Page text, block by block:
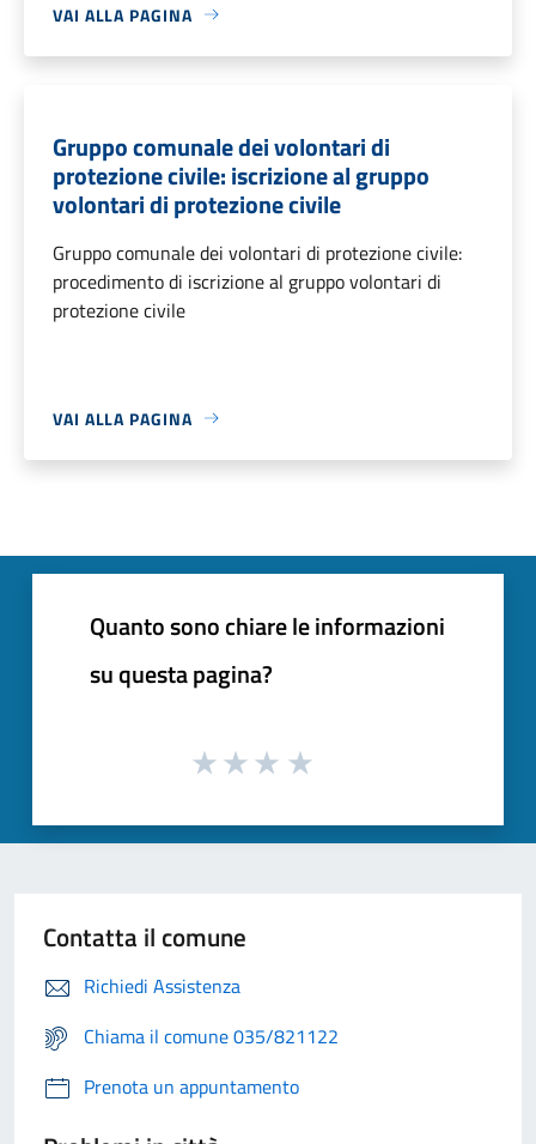
VAI ALLA PAGINA
Gruppo comunale dei volontari di
protezione civile: iscrizione al gruppo
volontari di protezione civile
Gruppo comunale dei volontari di protezione civile:
procedimento di iscrizione al gruppo volontari di
protezione civile
VAI ALLA PAGINA
Quanto sono chiare le informazioni
su questa pagina?
Contatta il comune
Richiedi Assistenza
Chiama il comune 035/821122
Prenota un appuntamento